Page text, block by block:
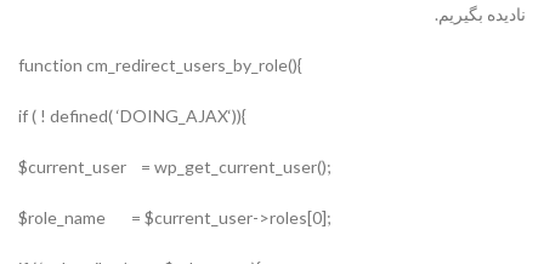
نادیده بگیریم.
}()function cm_redirect_users_by_role
}((‘if ( ! defined( ‘DOING_AJAX
;()current_user = wp_get_current_user$
;[0]role_name = $current_user->roles$